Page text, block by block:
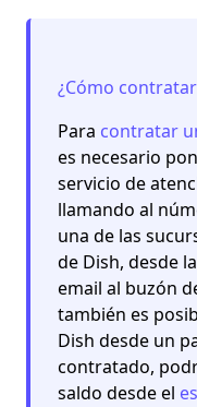
¿Cómo
Para contratar
es necesario
servicio de
llamando al
una de las
de Dish, desde la
email al buzón
también es
Dish desde un
contratado,
saldo desde el